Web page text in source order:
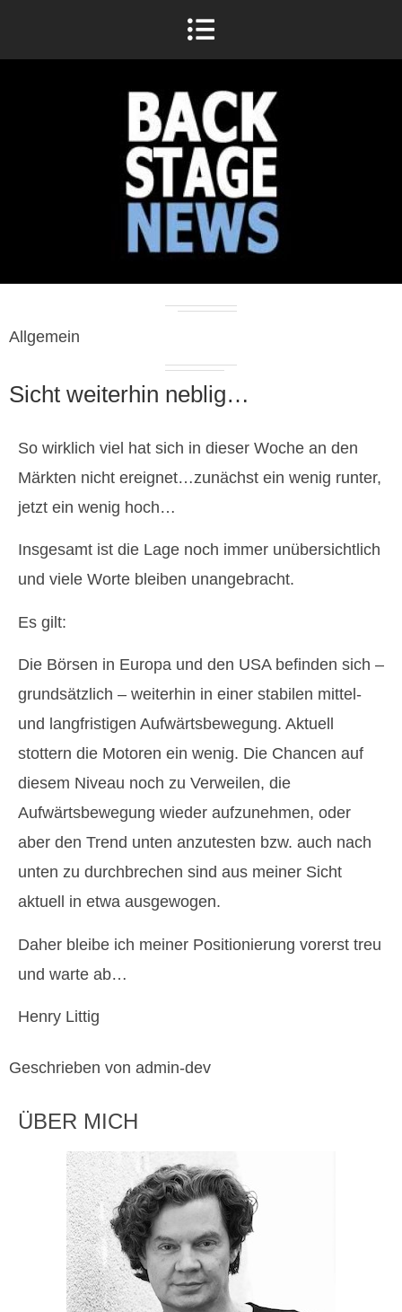
Allgemein
Sicht weiterhin neblig…
So wirklich viel hat sich in dieser Woche an den
Märkten nicht ereignet…zunächst ein wenig runter,
jetzt ein wenig hoch…
Insgesamt ist die Lage noch immer unübersichtlich
und viele Worte bleiben unangebracht.
Es gilt:
Die Börsen in Europa und den USA befinden sich –
grundsätzlich – weiterhin in einer stabilen mittel-
und langfristigen Aufwärtsbewegung. Aktuell
stottern die Motoren ein wenig. Die Chancen auf
diesem Niveau noch zu Verweilen, die
Aufwärtsbewegung wieder aufzunehmen, oder
aber den Trend unten anzutesten bzw. auch nach
unten zu durchbrechen sind aus meiner Sicht
aktuell in etwa ausgewogen.
Daher bleibe ich meiner Positionierung vorerst treu
und warte ab…
Henry Littig
Geschrieben von admin-dev
ÜBER MICH